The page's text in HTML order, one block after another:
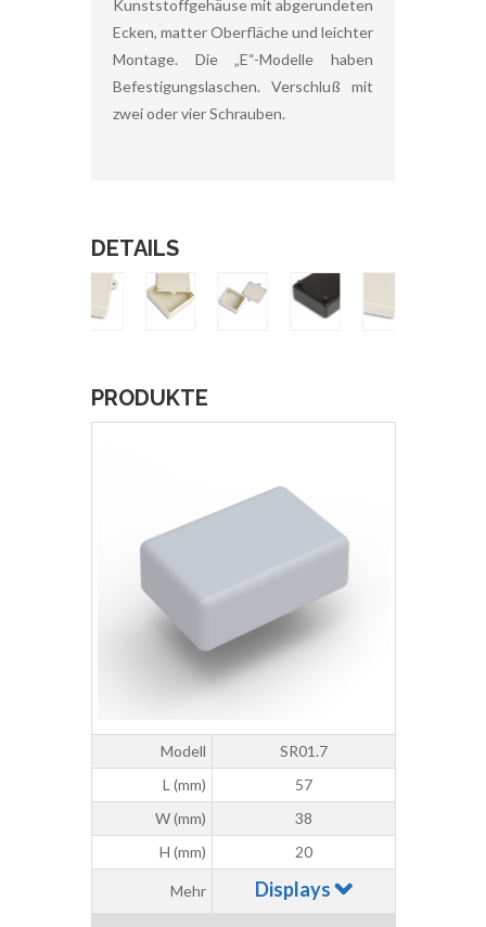
Kunststoffgehäuse mit abgerundeten
Ecken, matter Oberfläche und leichter
Montage. Die „E“-Modelle haben
Befestigungslaschen. Verschluß mit
zwei oder vier Schrauben.
DETAILS
PRODUKTE
Modell
SR01.7
L (mm)
57
W (mm)
38
H (mm)
20
Mehr Displays